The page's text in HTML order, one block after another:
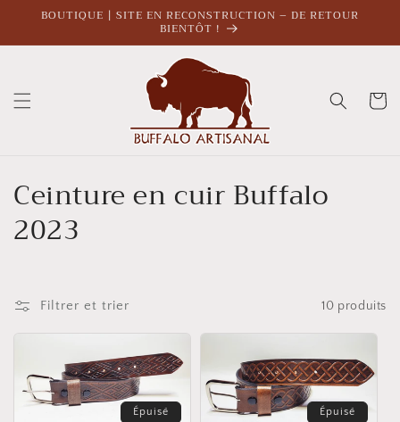
passer
BOUTIQUE | SITE EN RECONSTRUCTION – DE RETOUR
BIENTÔT !
Panier
C
o
l
t
Ceinture en cuir Buffalo
2023
Filtrer et trier 10 produits
Épuisé Épuisé